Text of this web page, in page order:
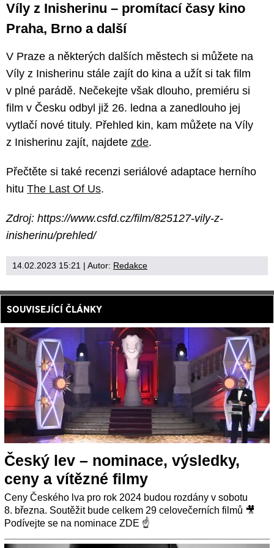
Víly z Inisherinu – promítací časy kino
Praha, Brno a další
V Praze a některých dalších městech si můžete na
Víly z Inisherinu stále zajít do kina a užít si tak film
v plné parádě. Nečekejte však dlouho, premiéru si
film v Česku odbyl již 26. ledna a zanedlouho jej
vytlačí nové tituly. Přehled kin, kam můžete na Víly
z Inisherinu zajít, najdete zde.
Přečtěte si také recenzi seriálové adaptace herního
hitu The Last Of Us.
Zdroj: https://www.csfd.cz/film/825127-vily-z-
inisherinu/prehled/
14.02.2023 15:21 | Autor: Redakce
SOUVISEJÍCÍ ČLÁNKY
Český lev – nominace, výsledky,
ceny a vítězné filmy
Ceny Českého lva pro rok 2024 budou rozdány v sobotu
8. března. Soutěžit bude celkem 29 celovečerních filmů 🎥
Podívejte se na nominace ZDE ☝